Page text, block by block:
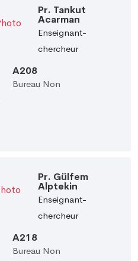
Pr. Tankut
Acarman
Enseignant-
chercheur
A208
Bureau Non
Pr. Gülfem
Alptekin
Enseignant-
chercheur
A218
Bureau Non